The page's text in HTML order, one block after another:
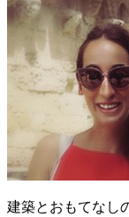
建築とおもてなし